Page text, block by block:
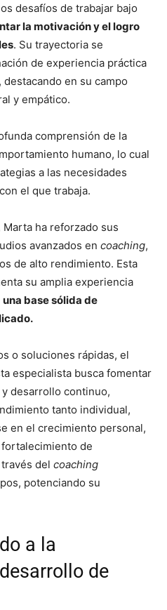
desafíos de trabajar bajo
la motivación y el logro
. Su trayectoria se
de experiencia práctica
en su campo
y empático.
comprensión de la
humano, lo cual
a las necesidades
el que trabaja.
ha reforzado sus
avanzados en coaching,
de alto rendimiento. Esta
su amplia experiencia
una base sólida de
o soluciones rápidas, el
especialista busca fomentar
desarrollo continuo,
tanto individual,
en el crecimiento personal,
de
del coaching
potenciando su
a la
de